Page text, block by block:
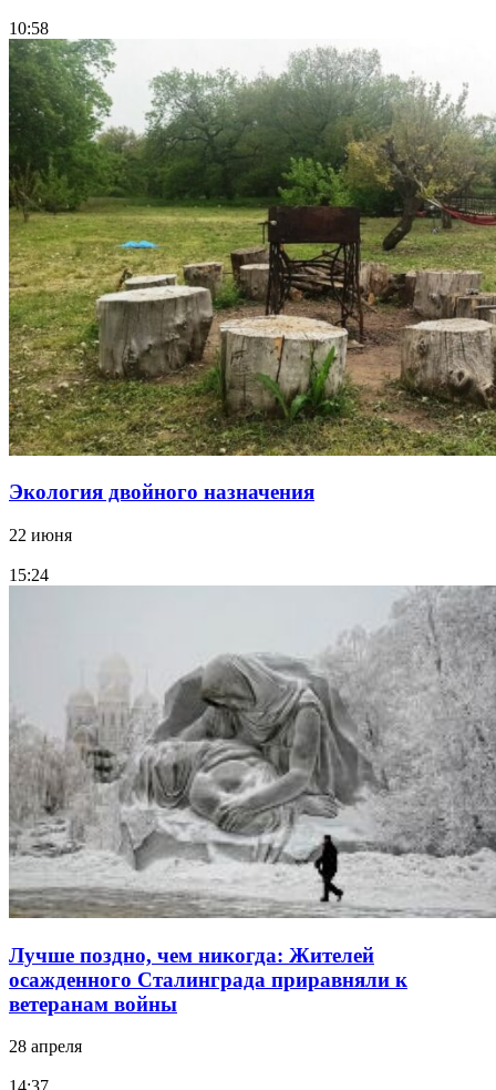
10:58
Экология двойного назначения
22 июня
15:24
Лучше поздно, чем никогда: Жителей
осажденного Сталинграда приравняли к
ветеранам войны
28 апреля